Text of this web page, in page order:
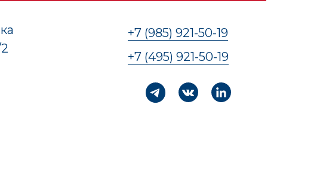
+7 (985) 921-50-19
+7 (495) 921-50-19